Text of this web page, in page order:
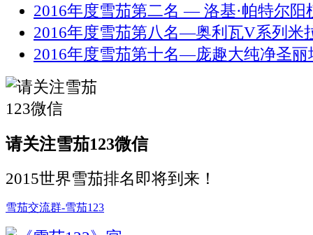
2016年度雪茄第二名 — 洛基·帕特尔阳
2016年度雪茄第八名—奥利瓦V系列米
2016年度雪茄第十名—庞趣大纯净圣丽
请关注雪茄123微信
2015世界雪茄排名即将到来！
雪茄交流群-雪茄123